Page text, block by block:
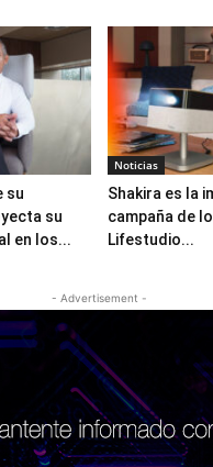
su
su
en los...
Noticias
Shakira es la
campaña de
Lifestudio...
- Advertisement -